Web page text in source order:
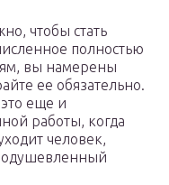
чтобы стать
полностью
вы намерены
ее обязательно.
еще и
работы, когда
человек,